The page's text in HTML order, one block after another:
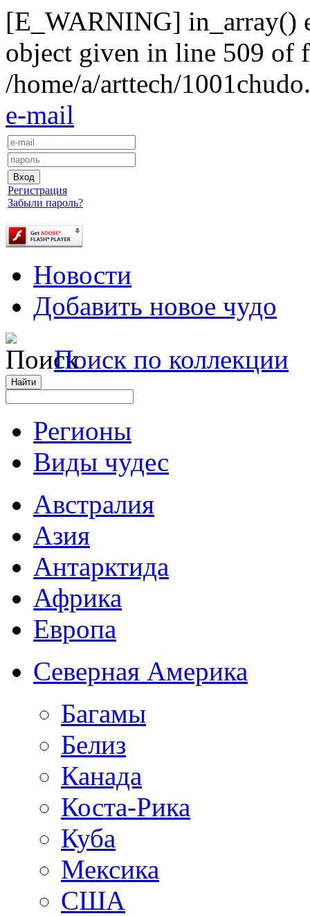
[E_WARNING] in_array()
object given in line 509 of
/home/a/arttech/
e-mail
Регистрация
Забыли пароль?
Новости
Добавить новое чудо
Поиск по коллекции
Регионы
Виды чудес
Австралия
Азия
Антарктида
Африка
Европа
Северная Америка
Багамы
Белиз
Канада
Коста-Рика
Куба
Мексика
США